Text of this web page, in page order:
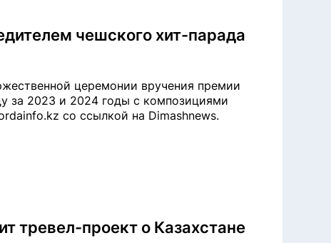
чешского хит-парада
церемонии вручения премии
за 2023 и 2024 годы с композициями
со ссылкой на Dimashnews.
тревел-проект о Казахстане